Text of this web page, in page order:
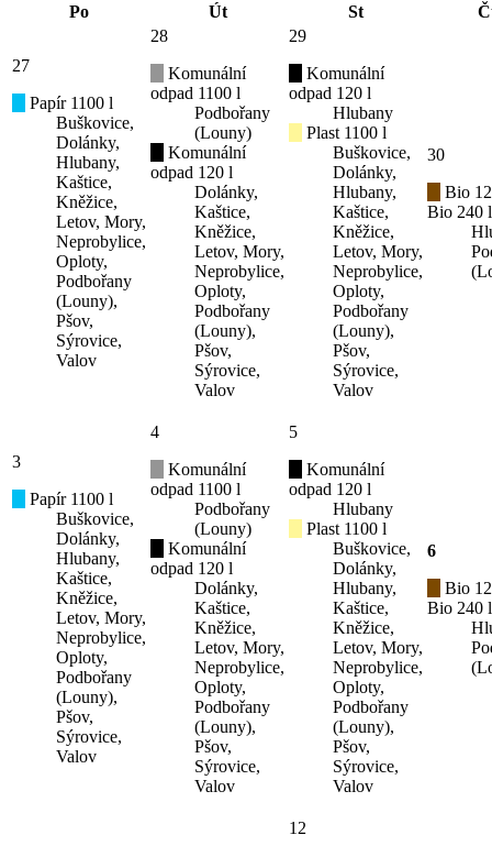
Po
Út St
27
Papír 1100 l
Buškovice,
Dolánky,
Hlubany,
Kaštice,
Kněžice,
Letov, Mory,
Neprobylice,
Oploty,
Podbořany
(Louny),
Pšov,
Sýrovice,
Valov
28
Komunální
odpad 1100 l
Podbořany
(Louny)
Komunální
odpad 120 l
Dolánky,
Kaštice,
Kněžice,
Letov, Mory,
Neprobylice,
Oploty,
Podbořany
(Louny),
Pšov,
Sýrovice,
Valov
29
Komunální
odpad 120 l
Hlubany
Plast 1100 l
Buškovice,
Dolánky,
Hlubany,
Kaštice,
Kněžice,
Letov, Mory,
Neprobylice,
Oploty,
Podbořany
(Louny),
Pšov,
Sýrovice,
Valov
30
Bio
Bio 240 l
3
Papír 1100 l
Buškovice,
Dolánky,
Hlubany,
Kaštice,
Kněžice,
Letov, Mory,
Neprobylice,
Oploty,
Podbořany
(Louny),
Pšov,
Sýrovice,
Valov
4
Komunální
odpad 1100 l
Podbořany
(Louny)
Komunální
odpad 120 l
Dolánky,
Kaštice,
Kněžice,
Letov, Mory,
Neprobylice,
Oploty,
Podbořany
(Louny),
Pšov,
Sýrovice,
Valov
5
Komunální
odpad 120 l
Hlubany
Plast 1100 l
Buškovice,
Dolánky,
Hlubany,
Kaštice,
Kněžice,
Letov, Mory,
Neprobylice,
Oploty,
Podbořany
(Louny),
Pšov,
Sýrovice,
Valov
6
Bio
Bio 240 l
12